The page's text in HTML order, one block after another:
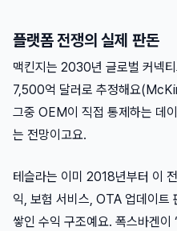
플랫폼 전쟁의 실제 판돈
맥킨지는 2030년 글로벌 커넥
7,500억 달러로 추정해요
그중 OEM이 직접 통제하는 데
는 전망이고요.
테슬라는 이미 2018년부터 이
익, 보험 서비스, OTA 업데이트
쌓인 수익 구조예요. 폭스바겐